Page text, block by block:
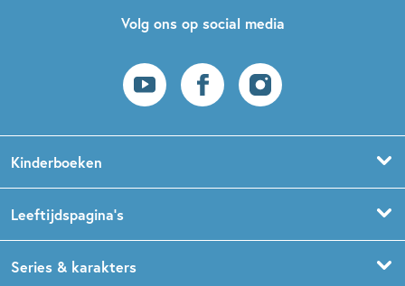
Volg ons op social media
Kinderboeken
Prentenboeken
Leeftijdspagina’s
Series & karakters